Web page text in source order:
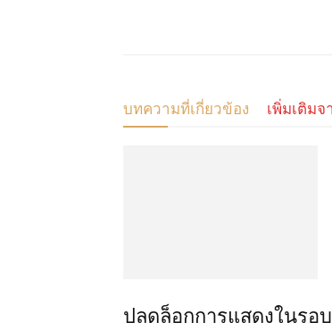
บทความที่เกี่ยวข้อง เพิ่มเติม
ปลดล็อกการแสดงในรอบ